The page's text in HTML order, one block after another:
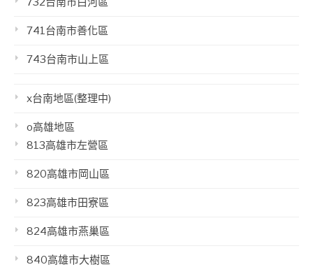
741台南市善化區
743台南市山上區
x台南地區(整理中)
o高雄地區
813高雄市左營區
820高雄市岡山區
823高雄市田寮區
824高雄市燕巢區
840高雄市大樹區